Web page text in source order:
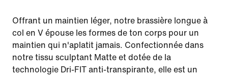
Offrant un maintien léger, notre brassière longue à
col en V épouse les formes de ton corps pour un
maintien qui n'aplatit jamais. Confectionnée dans
notre tissu sculptant Matte et dotée de la
technologie Dri-FIT anti-transpirante, elle est un